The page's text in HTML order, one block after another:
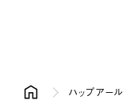
ハップアール